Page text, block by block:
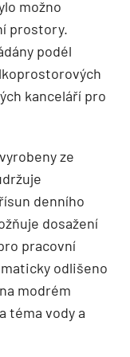
možno
prostory.
podél
kanceláří pro
ze
denního
dosažení
pracovní
odlišeno
modrém
téma vody a